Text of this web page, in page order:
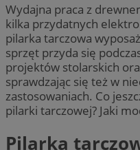
Wydajna praca z
kilka przydatnych
pilarka tarczowa
sprzęt przyda się
projektów stolarskich
sprawdzając się też w
zastosowaniach. Co
pilarki tarczowej? Jaki
Pilarka